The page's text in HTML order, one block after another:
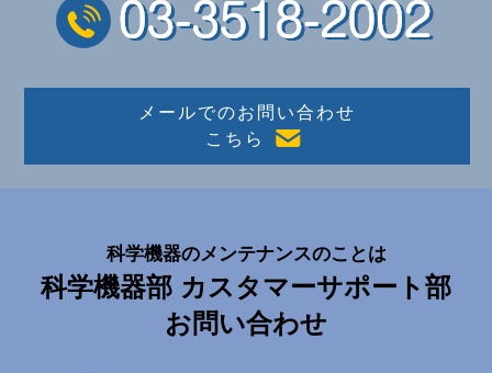
メールでのお問い合わせ
こちら
科学機器のメンテナンスのことは
科学機器部 カスタマーサポート部
お問い合わせ